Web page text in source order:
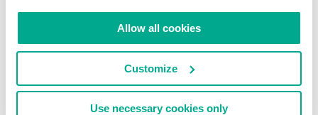
Allow all cookies
Customize
Use necessary cookies only